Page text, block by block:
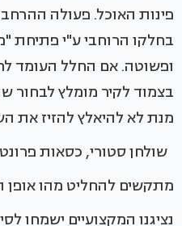
פינות האוכל. פעולה
בחלקו הרוחבי ע"י פתיחת
ופשוטה. אם החלל העומד
בצמוד לקיר מומלץ לבחור
מנת לא להיאלץ להזיז את
שולחן סטורי, כסאות
מתקשים להחליט מהו אופן
נציגנו המקצועיים ישמחו